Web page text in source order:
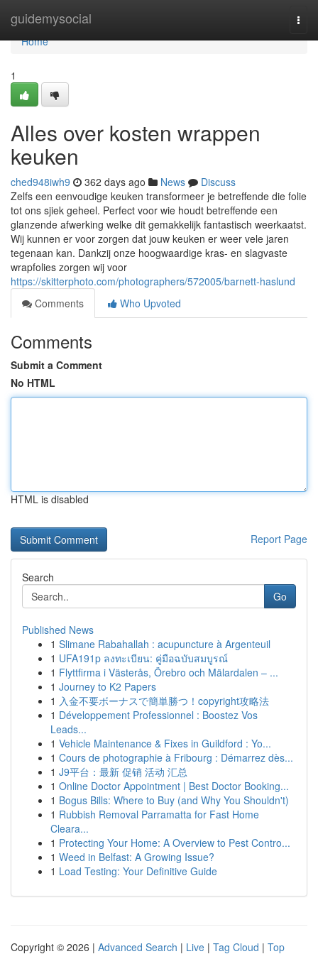
guidemysocial
Home
Home
1
Alles over kosten wrappen
keuken
ched948iwh9 362 days ago News
Discuss
Zelfs een eenvoudige keuken transformeer je betreffende die folie
tot ons sjiek geheel. Perfect voor wie houdt betreffende een
glanzende afwerking welke dit gemakkelijk fantastisch weerkaatst.
Wij kunnen er voor zorgen dat jouw keuken er weer vele jaren
tegenaan kan. Dankzij onze hoogwaardige kras- en slagvaste
wrapfolies zorgen wij voor
https://skitterphoto.com/photographers/572005/barnett-haslund
Comments
Who Upvoted
Comments
Submit a Comment
No HTML
HTML is disabled
Report Page
Search
Go
Published News
1 Slimane Rabahallah : acupuncture à Argenteuil
1 UFA191p ลงทะเบียน: คู่มือฉบับสมบูรณ์
1 Flyttfirma i Västerås, Örebro och Mälardalen – ...
1 Journey to K2 Papers
1 入金不要ボーナスで簡単勝つ！copyright攻略法
1 Développement Professionnel : Boostez Vos
Leads...
1 Vehicle Maintenance & Fixes in Guildford : Yo...
1 Cours de photographie à Fribourg : Démarrez dès...
1 J9平台：最新 促销 活动 汇总
1 Online Doctor Appointment | Best Doctor Booking...
1 Bogus Bills: Where to Buy (and Why You Shouldn't)
1 Rubbish Removal Parramatta for Fast Home
Cleara...
1 Protecting Your Home: A Overview to Pest Contro...
1 Weed in Belfast: A Growing Issue?
1 Load Testing: Your Definitive Guide
Copyright © 2026 | Advanced Search | Live | Tag Cloud | Top